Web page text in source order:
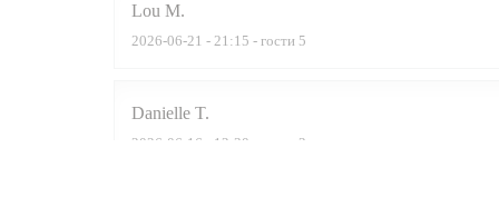
Lou M
2026-06-21 - 21:15 - гости 5
Danielle T
2026-06-16 - 12:30 - гости 3